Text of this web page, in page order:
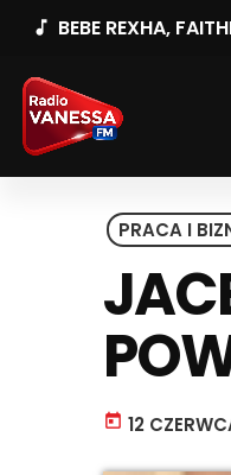
music_note BEBE REXHA,
PRACA I
today 12